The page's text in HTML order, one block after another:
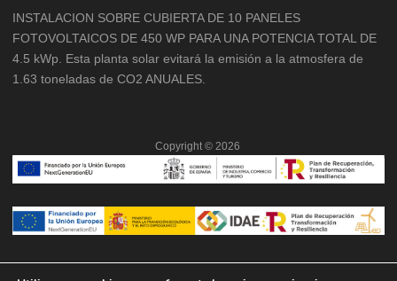
INSTALACION SOBRE CUBIERTA DE 10 PANELES
FOTOVOLTAICOS DE 450 WP PARA UNA POTENCIA TOTAL DE
4.5 kWp. Esta planta solar evitará la emisión a la atmosfera de
1.63 toneladas de CO2 ANUALES.
Copyright © 2026